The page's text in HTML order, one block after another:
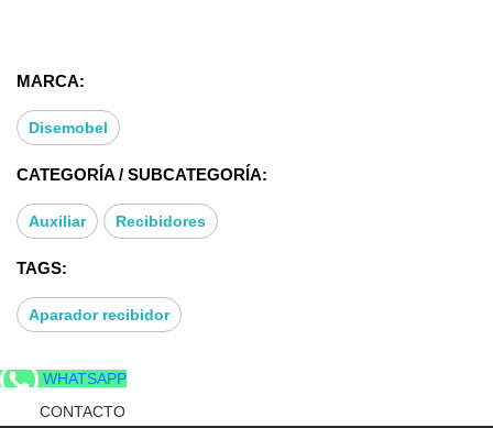
MARCA:
Disemobel
CATEGORÍA / SUBCATEGORÍA:
Auxiliar Recibidores
TAGS:
Aparador recibidor
WHATSAPP
CONTACTO